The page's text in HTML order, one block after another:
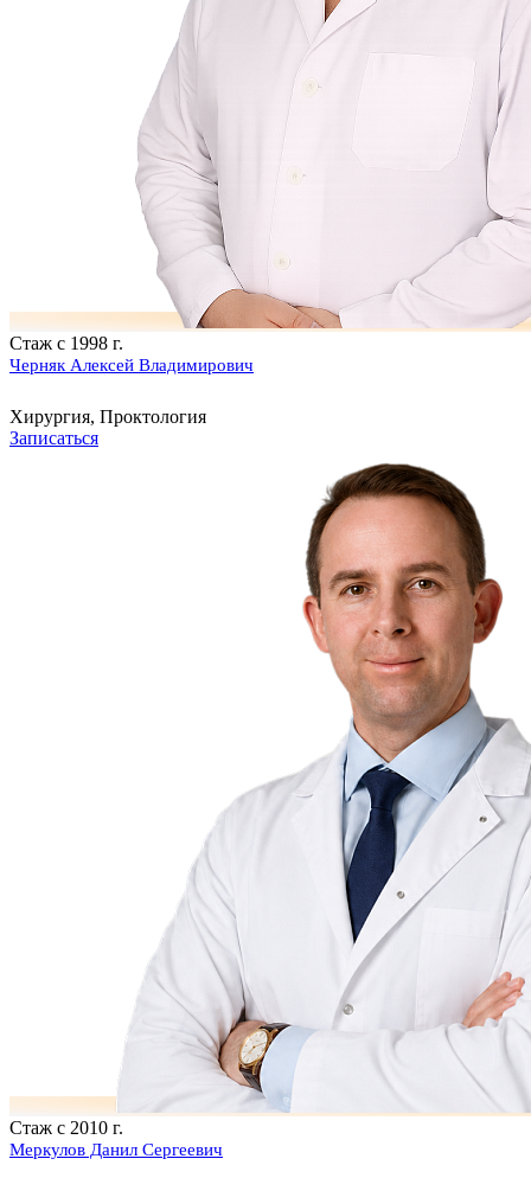
Стаж с 1998 г.
Черняк Алексей Владимирович
Хирургия, Проктология
Записаться
Стаж с 2010 г.
Меркулов Данил Сергеевич